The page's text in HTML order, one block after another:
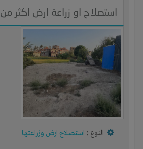
استصلاح او زراعة ارض اكثر من 300 متر
النوع : استصلاح ارض وزراعتها